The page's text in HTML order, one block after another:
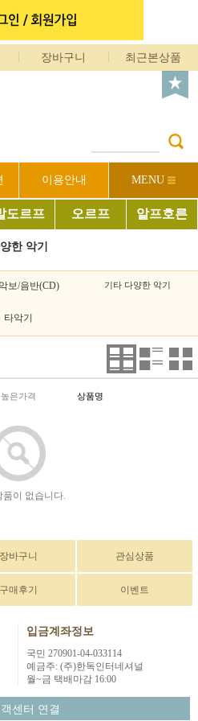
장바구니 최근본상품
이용안내 MENU
도르프 오르프 알프호른
한 악기
보/음반(CD) 기타 다양한 악기
타악기
높은가격 상품명
품이 없습니다.
장바구니 관심상품
구매후기 이벤트
입금계좌정보
국민 270901-04-033114
예금주: (주)한독인터네셔널
월~금 택배마감 16:00
객센터 연결